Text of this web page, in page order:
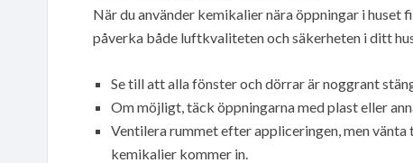
När du använder kemikalier nära öppningar i
påverka både luftkvaliteten och säkerheten i ditt
Se till att alla fönster och dörrar är noggrant
Om möjligt, täck öppningarna med plast eller
Ventilera rummet efter appliceringen, men
kemikalier kommer in.